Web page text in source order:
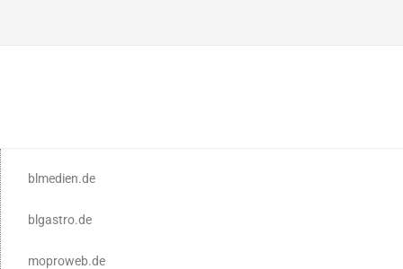
blmedien.de
blgastro.de
moproweb.de